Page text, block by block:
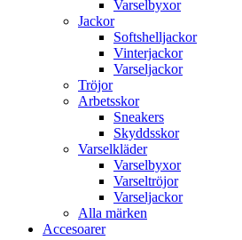
Varselbyxor
Jackor
Softshelljackor
Vinterjackor
Varseljackor
Tröjor
Arbetsskor
Sneakers
Skyddsskor
Varselkläder
Varselbyxor
Varseltröjor
Varseljackor
Alla märken
Accesoarer